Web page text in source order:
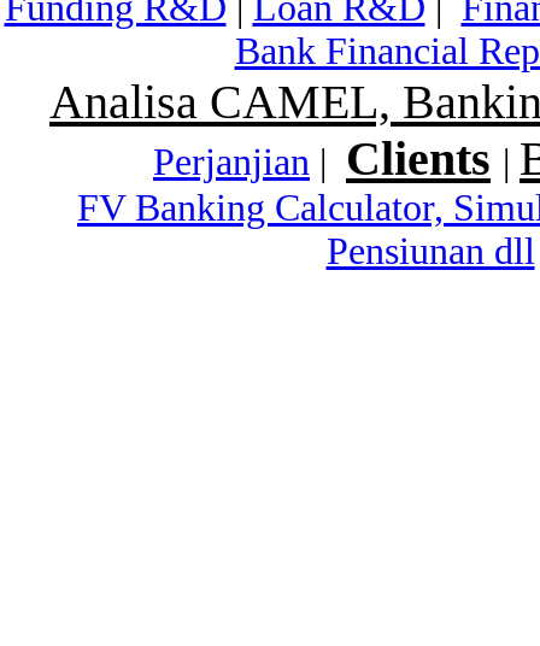
Bank Financial
Analisa CAMEL,
Perjanjian | Clients |
FV Banking Calculator,
Pensiunan dll